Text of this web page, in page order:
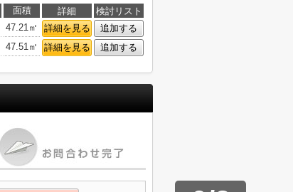
面積 詳細
検討リスト
47.21㎡ 詳細を見る
追加する
47.51㎡ 詳細を見る 追加する